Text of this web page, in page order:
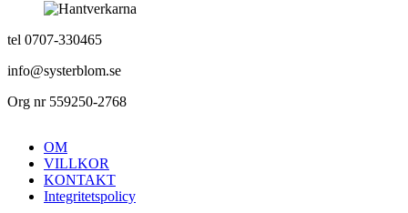
tel 0707-330465
info@systerblom.se
Org nr 559250-2768
OM
VILLKOR
KONTAKT
Integritetspolicy